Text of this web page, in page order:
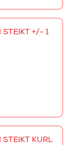
STEIKT +/- 1
KURL